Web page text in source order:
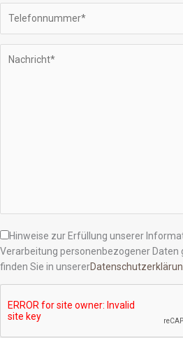
Hinweise zur Erfüllung unserer
Verarbeitung personenbezogener Daten
finden Sie in unserer
Bitte lasse dieses Feld leer.